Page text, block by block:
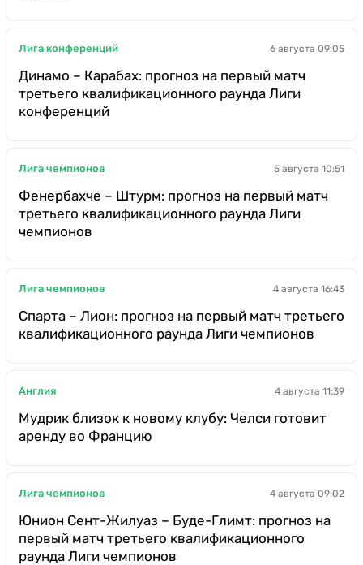
Лига конференций 6 августа 09:05
Динамо – Карабах: прогноз на первый матч
третьего квалификационного раунда Лиги
конференций
Лига чемпионов 5 августа 10:51
Фенербахче – Штурм: прогноз на первый матч
третьего квалификационного раунда Лиги
чемпионов
Лига чемпионов 4 августа 16:43
Спарта – Лион: прогноз на первый матч третьего
квалификационного раунда Лиги чемпионов
Англия 4 августа 11:39
Мудрик близок к новому клубу: Челси готовит
аренду во Францию
Лига чемпионов 4 августа 09:02
Юнион Сент-Жилуаз – Буде-Глимт: прогноз на
первый матч третьего квалификационного
раунда Лиги чемпионов